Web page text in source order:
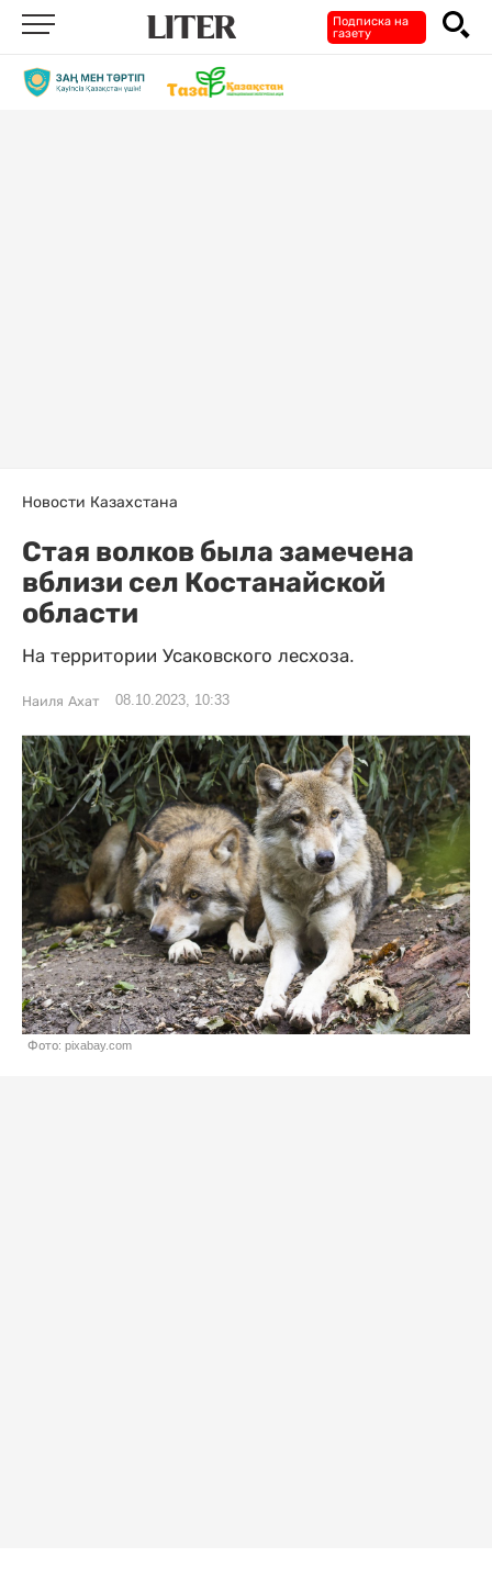
Подписка на
газету
Новости Казахстана
Стая волков была замечена
вблизи сел Костанайской
области
На территории Усаковского лесхоза.
Наиля Ахат 08.10.2023, 10:33
Фото: pixabay.com